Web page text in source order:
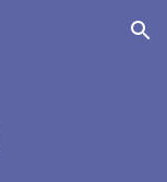
Skip to navigation